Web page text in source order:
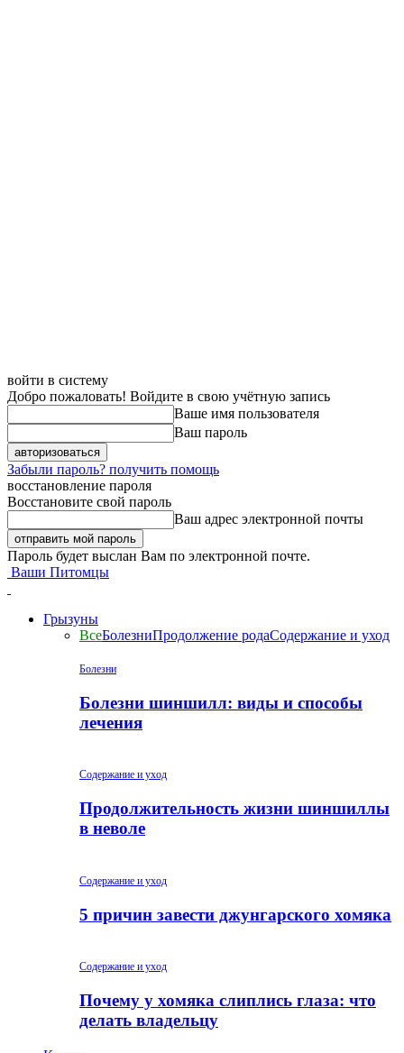
войти в систему
Добро пожаловать! Войдите в свою учётную запись
Ваше имя пользователя
Ваш пароль
Забыли пароль? получить помощь
восстановление пароля
Восстановите свой пароль
Ваш адрес электронной почты
Пароль будет выслан Вам по электронной почте.
Ваши Питомцы
Грызуны
ВсеБолезниПродолжение родаСодержание и уход
Болезни
Болезни шиншилл: виды и способы
лечения
Содержание и уход
Продолжительность жизни шиншиллы
в неволе
Содержание и уход
5 причин завести джунгарского хомяка
Содержание и уход
Почему у хомяка слиплись глаза: что
делать владельцу